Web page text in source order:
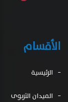
الأقسام
الرئيسية
الميدان التربوى